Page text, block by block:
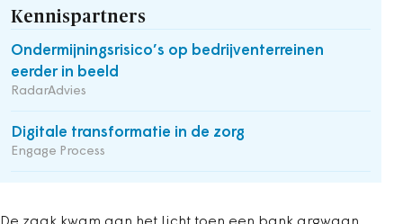
Kennispartners
Ondermijningsrisico’s op bedrijventerreinen
eerder in beeld
RadarAdvies
Digitale transformatie in de zorg
Engage Process